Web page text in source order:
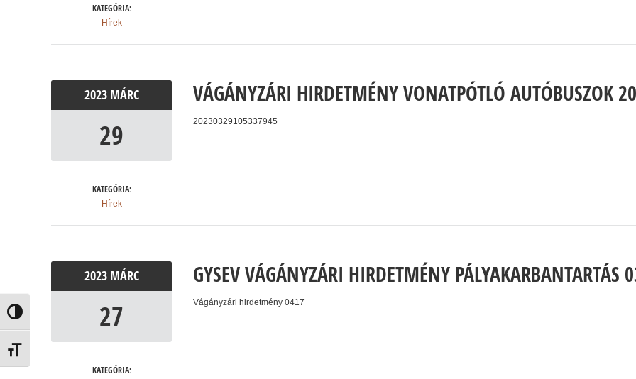
Nagy kontraszt váltása
Betűméret váltása
KATEGÓRIA:
Hírek
2023 MÁRC
29
KATEGÓRIA:
Hírek
VÁGÁNYZÁRI HIRDETMÉNY VONATPÓTLÓ AUTÓBUSZOK
20230329105337945
2023 MÁRC
27
KATEGÓRIA:
GYSEV VÁGÁNYZÁRI HIRDETMÉNY
Vágányzári hirdetmény 0417